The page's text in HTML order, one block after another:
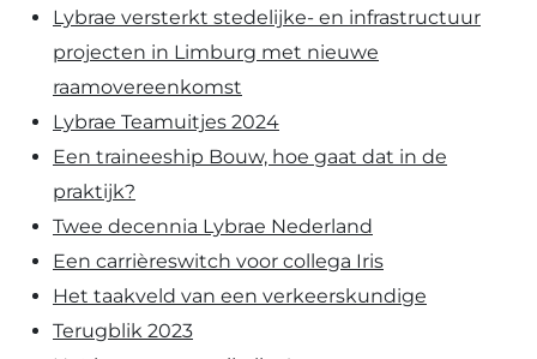
Lybrae versterkt stedelijke- en infrastructuur
projecten in Limburg met nieuwe
raamovereenkomst
Lybrae Teamuitjes 2024
Een traineeship Bouw, hoe gaat dat in de
praktijk?
Twee decennia Lybrae Nederland
Een carrièreswitch voor collega Iris
Het taakveld van een verkeerskundige
Terugblik 2023